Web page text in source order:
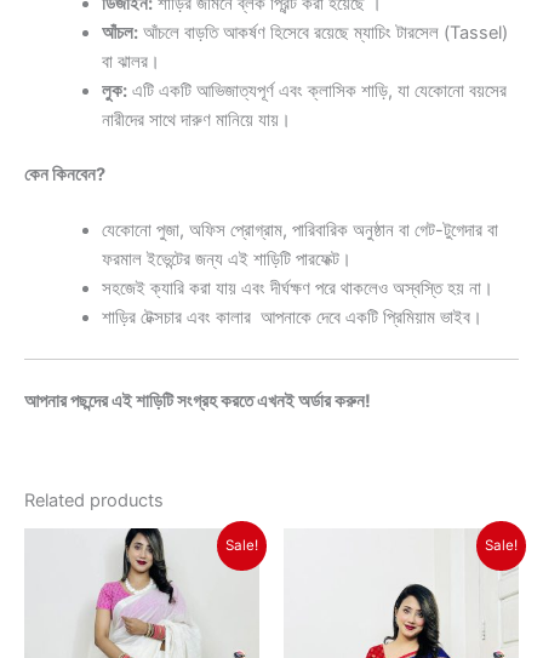
আঁচল:আঁচলে বাড়তি আকর্ষণ হিসেবে রয়েছে ম্যাচিং টারসেল (Tassel)
বা ঝালর।
লুক:এটি একটি আভিজাত্যপূর্ণ এবং ক্লাসিক শাড়ি, যা যেকোনো বয়সের
নারীদের সাথে দারুণ মানিয়ে যায়।
কেন কিনবেন?
যেকোনো পুজা, অফিস প্রোগ্রাম, পারিবারিক অনুষ্ঠান বা গেট-টুগেদার বা
ফরমাল ইভেন্টের জন্য এই শাড়িটি পারফেক্ট।
সহজেই ক্যারি করা যায় এবং দীর্ঘক্ষণ পরে থাকলেও অস্বস্তি হয় না।
শাড়ির টেক্সচার এবং কালার আপনাকে দেবে একটি প্রিমিয়াম ভাইব।
আপনার পছন্দের এই শাড়িটি সংগ্রহ করতে এখনই অর্ডার করুন!
Related products
Sale!
Original
was:
৳ 1,650.
Current
price
is:
৳ 1,450.
Sale!
৳ 1,150.